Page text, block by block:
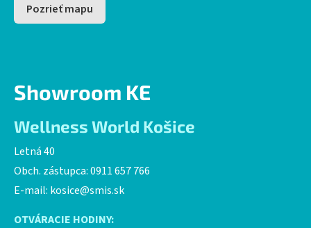
Pozrieť mapu
Showroom KE
Wellness World Košice
Letná 40
Obch. zástupca: 0911 657 766
E-mail: kosice@smis.sk
OTVÁRACIE HODINY: